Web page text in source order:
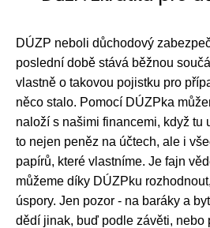
DÚZP neboli důchodový
poslední době stává běžnou
vlastně o takovou pojistku pro
něco stalo. Pomocí DÚZPka
naloží s našimi financemi, když tu
to nejen peněz na účtech, ale i
papírů, které vlastníme. Je fajn
můžeme díky DÚZPku
úspory. Jen pozor - na baráky a
dědí jinak, buď podle závěti, nebo